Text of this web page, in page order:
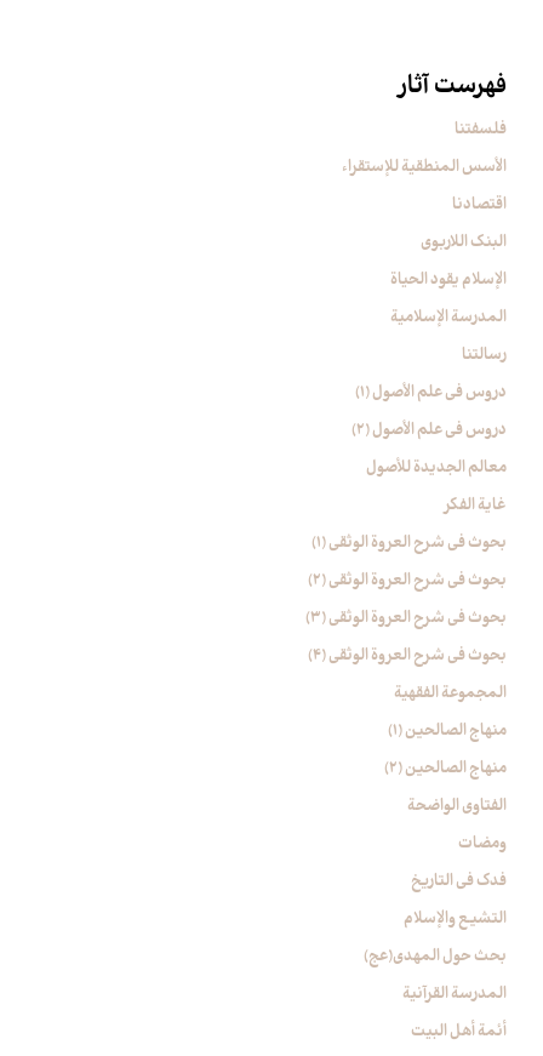
فهرست آثار
فلسفتنا
الأسس المنطقیة للإستقراء
اقتصادنا
البنک اللاربوی
الإسلام یقود الحیاة
المدرسة الإسلامیة
رسالتنا
دروس فی علم الأصول (1)
دروس فی علم الأصول (2)
معالم الجدیدة للأصول
غایة الفکر
بحوث في شرح العروة الوثقی (۱)
بحوث في شرح العروة الوثقی (2)
بحوث في شرح العروة الوثقی (۳)
بحوث في شرح العروة الوثقی (4)
المجموعة الفقهیة
منهاج الصالحین (1)
منهاج الصالحین (2)
الفتاوی الواضحة
ومضات
فدک فی التاریخ
التشیع والإسلام
بحث حول المهدي(عج)
المدرسة القرآنیة
أئمة أهل البیت